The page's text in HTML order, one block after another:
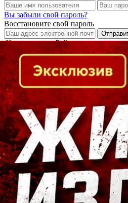
Вы забыли свой пароль?
Восстановите свой пароль
Кто есть кто в Байкальском регионе